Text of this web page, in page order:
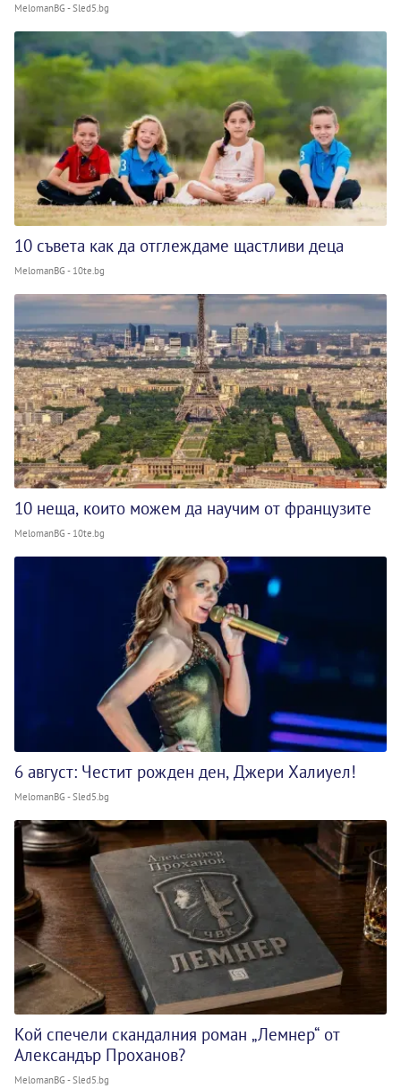
MelomanBG - Sled5.bg
10 съвета как да отглеждаме щастливи деца
MelomanBG - 10te.bg
10 неща, които можем да научим от французите
MelomanBG - 10te.bg
6 август: Честит рожден ден, Джери Халиуел!
MelomanBG - Sled5.bg
Кой спечели скандалния роман „Лемнер“ от
Александър Проханов?
MelomanBG - Sled5.bg